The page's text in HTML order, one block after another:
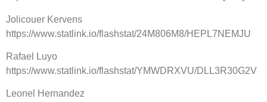
Jolicouer Kervens
https://www.statlink.io/flashstat/24M806M8/HEPL7NEMJU
Rafael Luyo
https://www.statlink.io/flashstat/YMWDRXVU/DLL3R30G2V
Leonel Hernandez